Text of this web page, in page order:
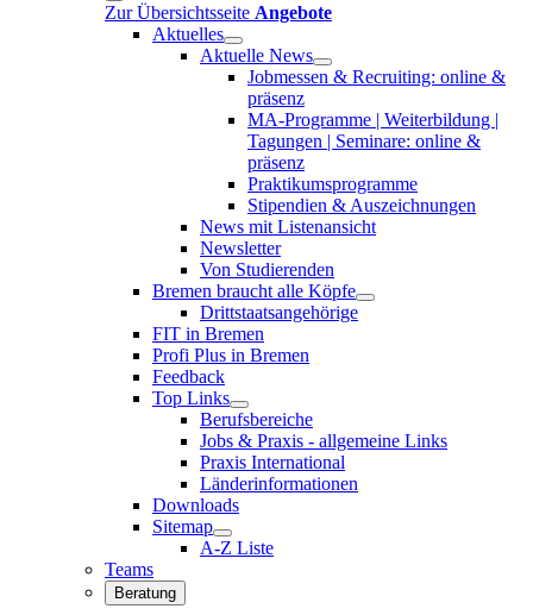
Zur Übersichtsseite Angebote
Aktuelles
Aktuelle News
Jobmessen & Recruiting: online &
präsenz
MA-Programme | Weiterbildung |
Tagungen | Seminare: online &
präsenz
Praktikumsprogramme
Stipendien & Auszeichnungen
News mit Listenansicht
Newsletter
Von Studierenden
Bremen braucht alle Köpfe
Drittstaatsangehörige
FIT in Bremen
Profi Plus in Bremen
Feedback
Top Links
Berufsbereiche
Jobs & Praxis - allgemeine Links
Praxis International
Länderinformationen
Downloads
Sitemap
A-Z Liste
Teams
Beratung